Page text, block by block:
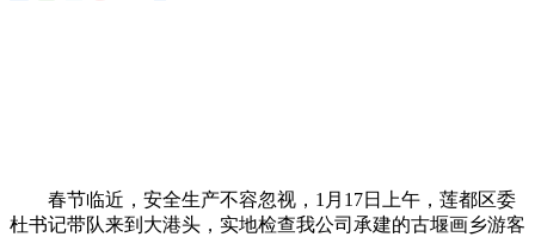
春节临近，安全生产不容忽视，1月17日上午，莲都区委
杜书记带队来到大港头，实地检查我公司承建的古堰画乡游客